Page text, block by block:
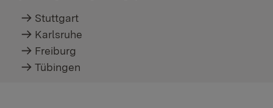
Stuttgart
Karlsruhe
Freiburg
Tübingen